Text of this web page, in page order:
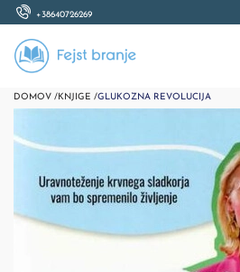
+38640726269
DOMOV /KNJIGE /GLUKOZNA REVOLUCIJA